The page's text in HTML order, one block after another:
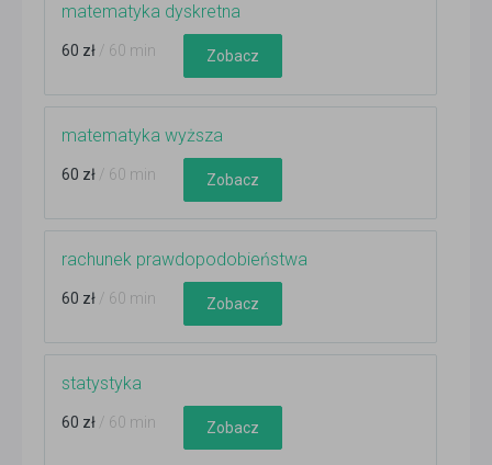
matematyka dyskretna
60 zł / 60 min Zobacz
matematyka wyższa
60 zł / 60 min Zobacz
rachunek prawdopodobieństwa
60 zł / 60 min Zobacz
statystyka
60 zł / 60 min Zobacz